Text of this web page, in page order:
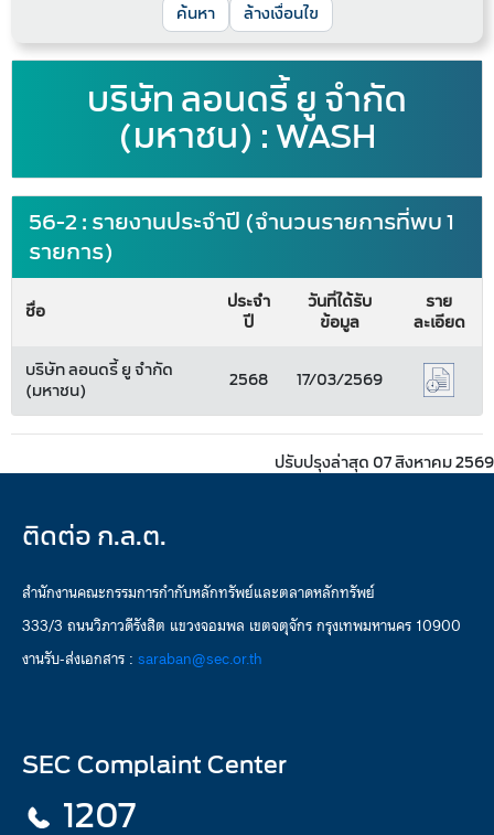
ล้างเงื่อนไข
บริษัท ลอนดรี้ ยู จำกัด
(มหาชน) : WASH
56-2 : รายงานประจำปี (จำนวนรายการที่พบ 1
รายการ)
ชื่อ
ประจำ
ปี
วันที่ได้รับ
ข้อมูล
ราย
ละเอียด
บริษัท ลอนดรี้ ยู จำกัด
(มหาชน)
2568 17/03/2569
ปรับปรุงล่าสุด 07 สิงหาคม 2569
ติดต่อ ก.ล.ต.
สำนักงานคณะกรรมการกำกับหลักทรัพย์และตลาดหลักทรัพย์
333/3 ถนนวิภาวดีรังสิต แขวงจอมพล เขตจตุจักร กรุงเทพมหานคร 10900
งานรับ-ส่งเอกสาร : saraban@sec.or.th
SEC Complaint Center
1207